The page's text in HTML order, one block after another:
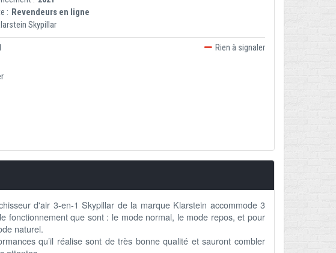
: Revendeurs en ligne
Skypillar
Rien à signaler
d'air 3-en-1 Skypillar de la marque Klarstein accommode 3
fonctionnement que sont : le mode normal, le mode repos, et pour
naturel.
qu’il réalise sont de très bonne qualité et sauront combler